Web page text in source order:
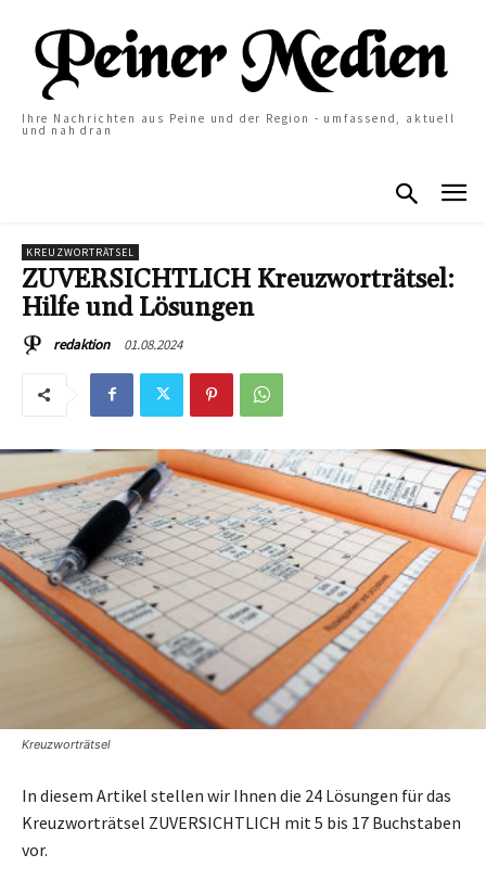
Ihre Nachrichten aus Peine und der Region - umfassend, aktuell
und nah dran
KREUZWORTRÄTSEL
ZUVERSICHTLICH Kreuzworträtsel:
Hilfe und Lösungen
redaktion 01.08.2024
Kreuzworträtsel
In diesem Artikel stellen wir Ihnen die 24 Lösungen für das
Kreuzworträtsel ZUVERSICHTLICH mit 5 bis 17 Buchstaben
vor.